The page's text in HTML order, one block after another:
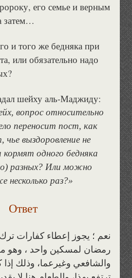
его семье и верным
затем…
и того же бедняка при
или обязательно надо
шейху аль-Маджиду:
вопрос относительно
переносит пост, как
выздоровление не
одного бедняка
разных? Или можно
несколько раз?»
Ответ
رمضان لمسكين واحد ، وهو
والشافعي وغيرعما، وذلك